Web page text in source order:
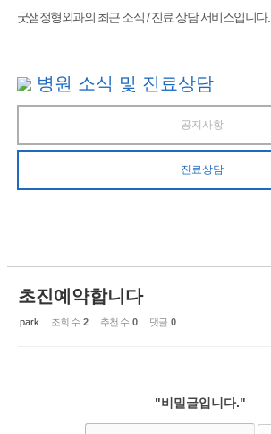
굿샘정형외과의 최근 소식 / 진료 상담 서비스입니다.
병원 소식 및 진료상담
공지사항
진료상담
초진예약합니다
park 조회 수 2 추천 수 0 댓글 0
"비밀글입니다."